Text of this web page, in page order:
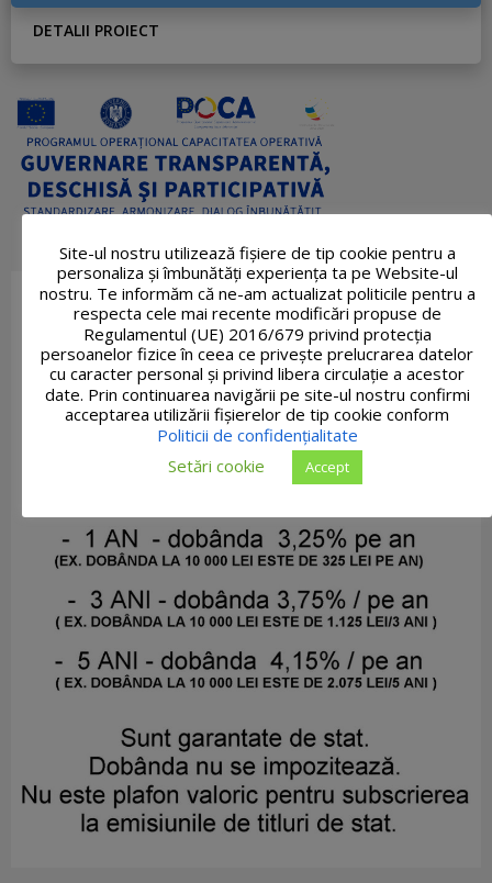
DETALII PROIECT
Site-ul nostru utilizează fişiere de tip cookie pentru a
personaliza și îmbunătăți experiența ta pe Website-ul
nostru. Te informăm că ne-am actualizat politicile pentru a
respecta cele mai recente modificări propuse de
Regulamentul (UE) 2016/679 privind protecția
persoanelor fizice în ceea ce privește prelucrarea datelor
cu caracter personal și privind libera circulație a acestor
date. Prin continuarea navigării pe site-ul nostru confirmi
acceptarea utilizării fişierelor de tip cookie conform
Politicii de confidențialitate
Setări cookie
Accept